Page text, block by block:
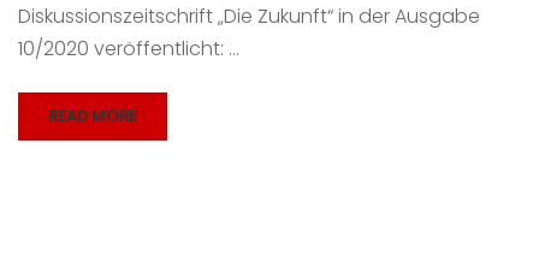
Diskussionszeitschrift „Die Zukunft“ in der Ausgabe
10/2020 veröffentlicht: …
READ MORE